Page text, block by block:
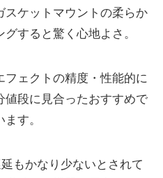
スケットマウントの柔らか
すると驚く心地よさ。
フェクトの精度・性能的に
値段に見合ったおすすめで
す。
もかなり少ないとされて